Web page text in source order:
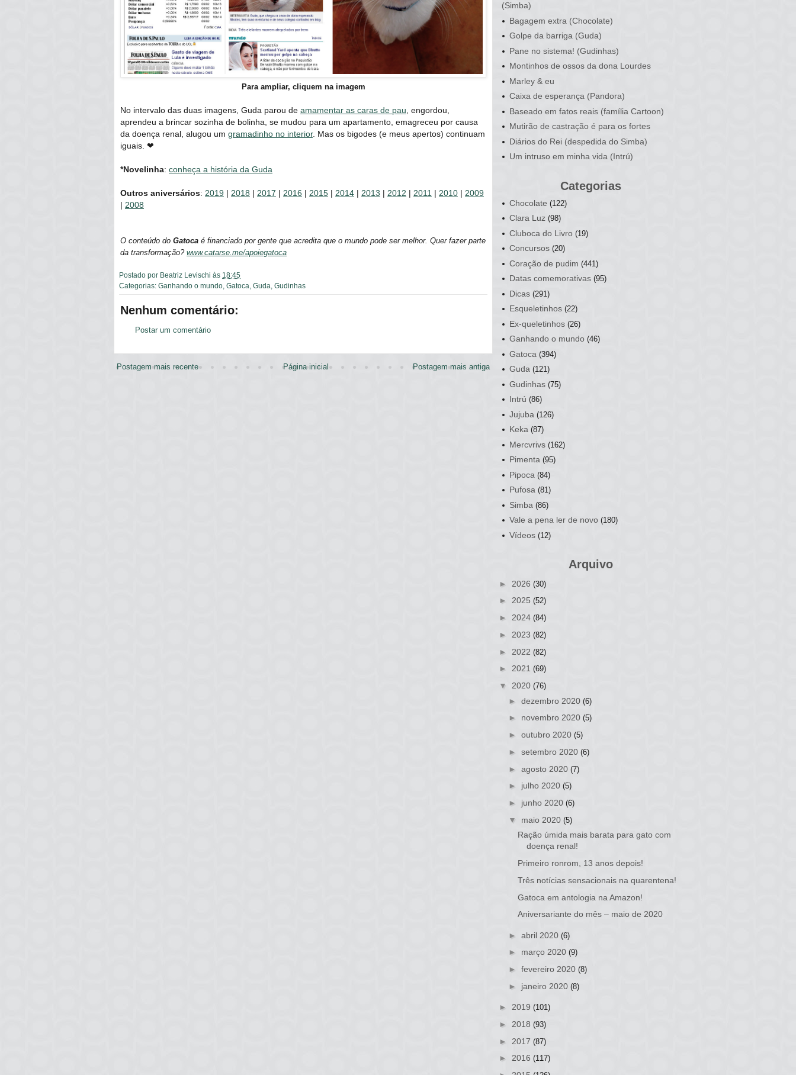
Para ampliar, cliquem na imagem
No intervalo das duas imagens, Guda parou de amamentar as caras de pau, engordou,
aprendeu a brincar sozinha de bolinha, se mudou para um apartamento, emagreceu por causa
da doença renal, alugou um gramadinho no interior. Mas os bigodes (e meus apertos) continuam
iguais. ❤
*Novelinha: conheça a história da Guda
Outros aniversários: 2019 | 2018 | 2017 | 2016 | 2015 | 2014 | 2013 | 2012 | 2011 | 2010 | 2009
| 2008
O conteúdo do Gatoca é financiado por gente que acredita que o mundo pode ser melhor. Quer fazer parte
da transformação? www.catarse.me/apoiegatoca
Postado por Beatriz Levischi às 18:45
Categorias: Ganhando o mundo Gatoca Guda Gudinhas
Nenhum comentário:
Postar um comentário
Postagem mais recente Postagem mais antiga
Página inicial
(Simba)
Bagagem extra (Chocolate)
Golpe da barriga (Guda)
Pane no sistema! (Gudinhas)
Montinhos de ossos da dona Lourdes
Marley & eu
Caixa de esperança (Pandora)
Baseado em fatos reais (família Cartoon)
Mutirão de castração é para os fortes
Diários do Rei (despedida do Simba)
Um intruso em minha vida (Intrú)
Categorias
Chocolate (122)
Clara Luz (98)
Cluboca do Livro (19)
Concursos (20)
Coração de pudim (441)
Datas comemorativas (95)
Dicas (291)
Esqueletinhos (22)
Ex-queletinhos (26)
Ganhando o mundo (46)
Gatoca (394)
Guda (121)
Gudinhas (75)
Intrú (86)
Jujuba (126)
Keka (87)
Mercvrivs (162)
Pimenta (95)
Pipoca (84)
Pufosa (81)
Simba (86)
Vale a pena ler de novo (180)
Vídeos (12)
Arquivo
► 2026 (30)
► 2025 (52)
► 2024 (84)
► 2023 (82)
► 2022 (82)
► 2021 (69)
▼ 2020 (76)
► dezembro 2020 (6)
► novembro 2020 (5)
► outubro 2020 (5)
► setembro 2020 (6)
► agosto 2020 (7)
► julho 2020 (5)
► junho 2020 (6)
▼ maio 2020 (5)
Ração úmida mais barata para gato com
doença renal!
Primeiro ronrom, 13 anos depois!
Três notícias sensacionais na quarentena!
Gatoca em antologia na Amazon!
Aniversariante do mês – maio de 2020
► abril 2020 (6)
► março 2020 (9)
► fevereiro 2020 (8)
► janeiro 2020 (8)
► 2019 (101)
► 2018 (93)
► 2017 (87)
► 2016 (117)